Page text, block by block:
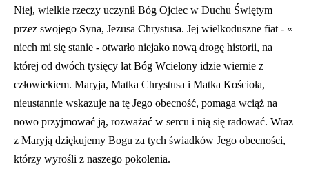
Niej, wielkie rzeczy uczynił Bóg Ojciec w Duchu Świętym
przez swojego Syna, Jezusa Chrystusa. Jej wielkoduszne fiat - «
niech mi się stanie - otwarło niejako nową drogę historii, na
której od dwóch tysięcy lat Bóg Wcielony idzie wiernie z
człowiekiem. Maryja, Matka Chrystusa i Matka Kościoła,
nieustannie wskazuje na tę Jego obecność, pomaga wciąż na
nowo przyjmować ją, rozważać w sercu i nią się radować. Wraz
z Maryją dziękujemy Bogu za tych świadków Jego obecności,
którzy wyrośli z naszego pokolenia.